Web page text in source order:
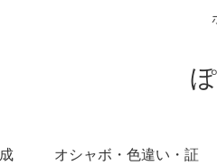
オシャボ・色違い・証